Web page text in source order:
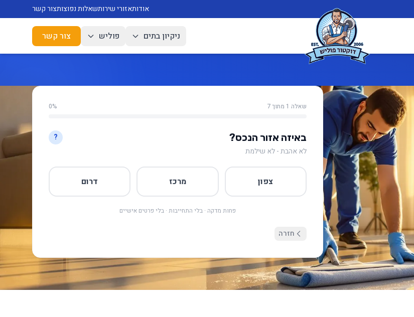
אודותאזורי שירותשאלות נפוצותצור קשר
ניקיון בתים פוליש צור קשר
שאלה 1 מתוך 7 0%
באיזה אזור הנכס?
?
לא אהבת - לא שילמת
צפון מרכז דרום
פחות מדקה · בלי התחייבות · בלי פרטים אישיים
חזרה